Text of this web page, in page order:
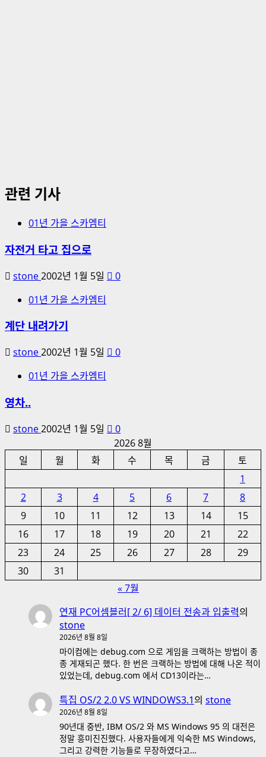
관련 기사
01년 가을 스카엠티
자전거 타고 집으로
stone2002년 1월 5일
0
01년 가을 스카엠티
계단 내려가기
stone2002년 1월 5일
0
01년 가을 스카엠티
영차..
stone2002년 1월 5일
0
2026 8월
일
월 화 수 목 금
토
1
2
3 4 5 6 7
8
9
10 11 12 13 14
15
16
17 18 19 20 21
22
23
24 25 26 27 28
29
30
31
« 7월
연재 PC어셈블러[ 2/ 6] 데이터 전송과 입출력의
stone
2026년 8월 8일
마이컴에는 debug.com 으로 게임을 크랙하는 방법이 종
종 게재되곤 했다. 한 번은 크랙하는 방법에 대해 나온 적이
있었는데, debug.com 에서 CD13이라는…
특집 OS/2 2.0 VS WINDOWS3.1의 stone
2026년 8월 8일
90년대 중반, IBM OS/2 와 MS Windows 95 의 대전은
정말 흥미진진했다. 사용자들에게 익숙한 MS Windows,
그리고 강력한 기능들로 무장하였다고…